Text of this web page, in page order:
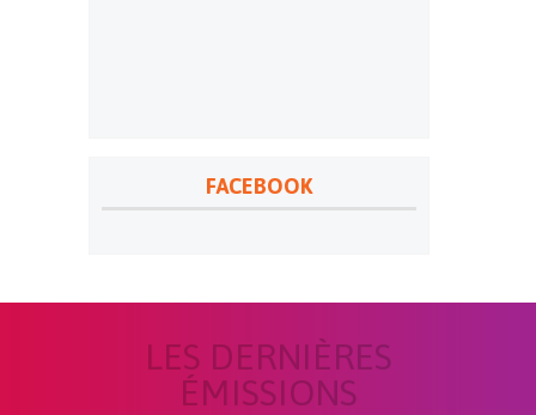
FACEBOOK
LES DERNIÈRES
ÉMISSIONS